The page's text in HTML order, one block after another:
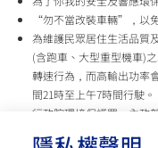
“勿不當改裝車輛”，以
為維護民眾居住生活品質
(含跑車、大型重型機車)
轉速行為，而高輸出功率
間21時至上午7時間行駛。
行政院環境保護署、內政
及製造噪音之車輛加強取